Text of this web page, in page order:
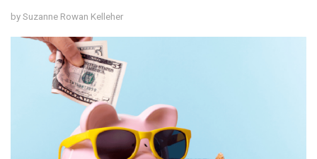
by Suzanne Rowan Kelleher